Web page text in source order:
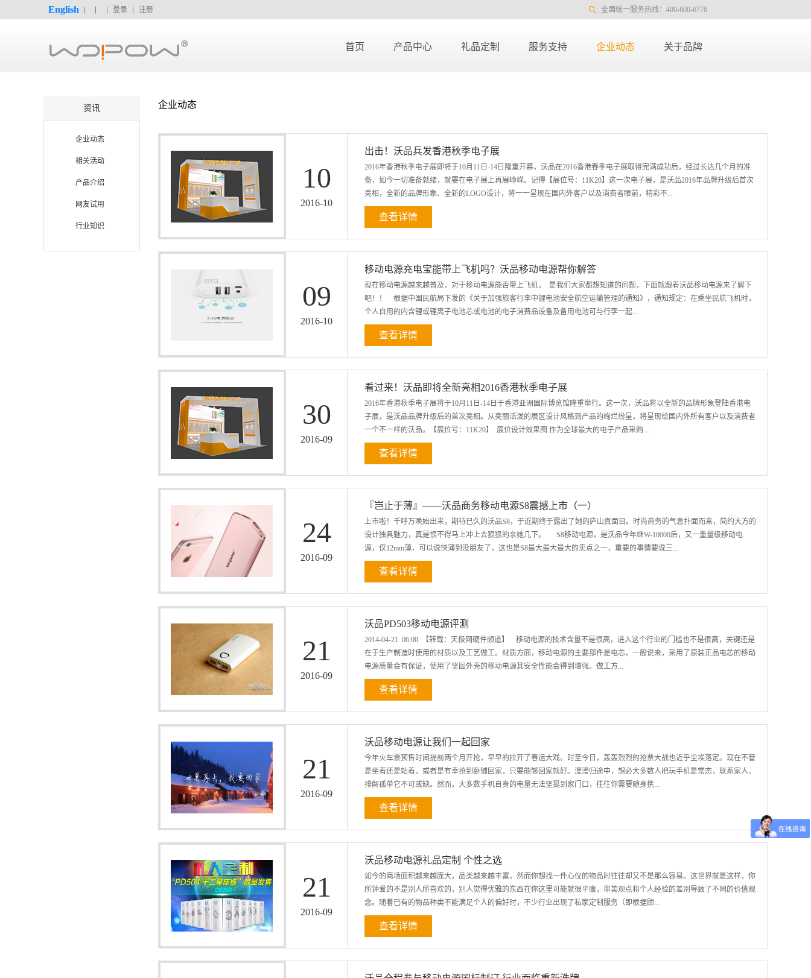
全国统一服务热线：400-600-6776
English 登录 注册
首页 产品中心 礼品定制 服务支持 企业动态 关于品牌
资讯
企业动态
相关活动
产品介绍
网友试用
行业知识
企业动态
出击！沃品兵发香港秋季电子展
2016年香港秋季电子展即将于10月11日-14日隆重开幕，沃品在2016香港春季电子展取得完满成功后，经过长达几个月的准
备，如今一切准备就绪，就要在电子展上再展峥嵘。记得【展位号：11K20】这一次电子展，是沃品2016年品牌升级后首次
亮相，全新的品牌形象、全新的LOGO设计，将一一呈现在国内外客户以及消费者眼前，精彩不...
子。 S5移动电源有如精灵般的S5移动电源，则以精致小巧，多彩靓丽的色彩，紧跟时代潮流，独具时尚魅力。 W-10000移
动电源W-10000自今年上半年上市后，深受消费者的喜爱和好评。灵感来自海洋深处鹅卵石，在追求颜色潮流的同时，更注
重手感的体验。历经千百次的打磨，工艺臻致完美。从内到外，散发着优雅的气息。 A20充电器 AC01充电器 A30旅充 香
港是一个潮流、时尚、有品味的国际大都市，那里...
2016-10
10
查看详情
移动电源充电宝能带上飞机吗？沃品移动电源帮你解答
现在移动电源越来越普及，对于移动电源能否带上飞机， 是我们大家都想知道的问题，下面就跟着沃品移动电源来了解下
吧！！ 根据中国民航局下发的《关于加强旅客行李中锂电池安全航空运输管理的通知》，通知规定：在乘坐民航飞机时，
个人自用的内含锂或锂离子电池芯或电池的电子消费品设备及备用电池可与行李一起...
安，而移电源电压都是3.7V，能量值是按照这个公式计算：3.7V*(容量值/1000）=能量值（瓦特小时)，所以只要容量不大于
27000mAh的移动电源都可以带上飞机且必须随身携带，不允许托运。 通过以上知识，大家应该比较清楚了吧！移动电源
到底能不能带上飞机呢？
2016-10
09
查看详情
看过来！沃品即将全新亮相2016香港秋季电子展
2016年香港秋季电子展将于10月11日-14日于香港亚洲国际博览馆隆重举行。这一次，沃品将以全新的品牌形象登陆香港电
子展，是沃品品牌升级后的首次亮相。从亮丽活泼的展区设计风格到产品的绚烂纷呈，将呈现给国内外所有客户以及消费者
一个不一样的沃品。【展位号：11K20】 展位设计效果图 作为全球最大的电子产品采购...
展位参观、体验，感受沃品带来的新变化。 敬请关注 展会信息 展会名称：2016年环球资源香港秋季移动电子
产品展 展会时间：2016年10月11-14日 展会地点：香港亚洲国际博览馆 沃品展位：11K20 沃品官网：
www.wopow.com沃品淘宝旗舰店：https://wopow.taobao.com沃品京东旗舰店：http://wopow.jd.com沃品全国统一客服：400-
600-6776
2016-09
30
查看详情
『岂止于薄』——沃品商务移动电源S8震撼上市（一）
上市啦！千呼万唤始出来，期待已久的沃品S8，于近期终于露出了她的庐山真面目。时尚商务的气息扑面而来，简约大方的
设计独具魅力，真是恨不得马上冲上去狠狠的亲她几下。 S8移动电源，是沃品今年继W-10000后，又一重量级移动电
源，仅12mm薄，可以说快薄到没朋友了，这也是S8最大最大最大的卖点之一，重要的事情要说三...
媚而高贵；锖色，干练而沉稳，极具商务风范。这也是专为非常具有时尚魅力的人士所打造的。 简单地说，S8无论在美
观度和颜值上，简直是完爆一众移动电源界的朋友。带上她，无论在公众场合，还是私人场合，绝对会给自己带来难以置信
的曝光度、回头率和羡慕度！不容错过，不容错过，绝对不容错过！ 目前，S8已经可以在沃品全国各大直...
2016-09
24
查看详情
沃品PD503移动电源评测
2014-04-21 06:00 【转载：天极网硬件频道】 移动电源的技术含量不是很高，进入这个行业的门槛也不是很高，关键还是
在于生产制造时使用的材质以及工艺做工。材质方面，移动电源的主要部件是电芯，一般说来，采用了原装正品电芯的移动
电源质量会有保证，使用了坚固外壳的移动电源其安全性能会得到增强。做工方...
100%实标。产品功能齐备，由内到外，均是精工打造，小小身材上体现的是国际范和时尚感。7800mAh的实标容量，恰到
好处，能够满足绝大多数人的充电需求。 宝石蓝心型指示按扭 沃品PD503移动电源评测精工打造国际品质 沃品
PD503移动电源外观纯白简约，长方形机身出行携带比较方便，其拥有标称电芯容量7800mAh，配备有两个标准USB输出端
口，能同时为两部设备充电，免去了多个设备排队充电的烦恼。 ...
2016-09
21
查看详情
沃品移动电源让我们一起回家
今年火车票预售时间提前两个月开抢，早早的拉开了春运大戏。时至今日，轰轰烈烈的抢票大战也近乎尘埃落定。现在不管
是坐着还是站着，或者是有幸抢到卧铺回家，只要能够回家就好。漫漫归途中，想必大多数人把玩手机是常态，联系家人、
排解孤单它不可或缺。然而，大多数手机自身的电量无法坚挺到家门口，往往你需要随身携...
利器，横跨电源、路由、存储三大领域。 ·手机流量不够?欠费停机?那都不是个事，插上3G上网卡，Ta随即发射WIFI信
号，上网触手可得。 ·回家路程太远?旅途信号不好?没关系，统统连上Ta，U盘和存储卡上的电影、音乐可高速上传下载
齐分享，再也不怕孤单。 ·电影看完了?音乐听燥了?肿么办，一起连上Ta，组建小型局域网，开展小组游戏，有Ta在，
乐趣在。 【精致旅程 时尚之星PD504】 沃品PD504秉承家族的一贯风格，独家设计，选料上乘，做工精良。Ta配
有一颗宝石蓝圆形指示灯，视觉感受上很清新，...
2016-09
21
查看详情
沃品移动电源礼品定制 个性之选
如今的商场面积越来越庞大，品类越来越丰富，然而你想找一件心仪的物品时往往却又不是那么容易。这世界就是这样，你
所钟爱的不是别人所喜欢的，别人觉得优雅的东西在你这里可能就很平庸，审美观点和个人经验的差别导致了不同的价值观
念。随着已有的物品种类不能满足个人的偏好时，不少行业出现了私家定制服务（即根据顾...
2016-09
21
查看详情